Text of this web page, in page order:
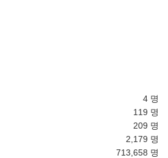
4 명
119 명
209 명
2,179 명
713,658 명